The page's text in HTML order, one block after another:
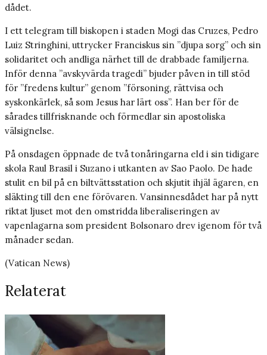
dådet.
I ett telegram till biskopen i staden Mogi das Cruzes, Pedro
Luiz Stringhini, uttrycker Franciskus sin ”djupa sorg” och sin
solidaritet och andliga närhet till de drabbade familjerna.
Inför denna ”avskyvärda tragedi” bjuder påven in till stöd
för ”fredens kultur” genom ”försoning, rättvisa och
syskonkärlek, så som Jesus har lärt oss”. Han ber för de
sårades tillfrisknande och förmedlar sin apostoliska
välsignelse.
På onsdagen öppnade de två tonåringarna eld i sin tidigare
skola Raul Brasil i Suzano i utkanten av Sao Paolo. De hade
stulit en bil på en biltvättsstation och skjutit ihjäl ägaren, en
släkting till den ene förövaren. Vansinnesdådet har på nytt
riktat ljuset mot den omstridda liberaliseringen av
vapenlagarna som president Bolsonaro drev igenom för två
månader sedan.
(Vatican News)
Relaterat